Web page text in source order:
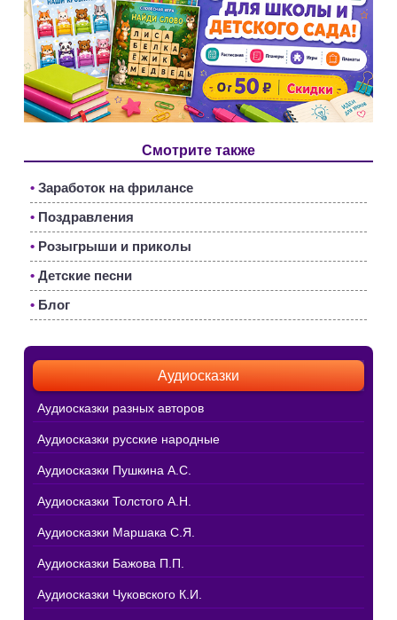
Смотрите также
• Заработок на фрилансе
• Поздравления
• Розыгрыши и приколы
• Детские песни
• Блог
Аудиосказки
Аудиосказки разных авторов
Аудиосказки русские народные
Аудиосказки Пушкина А.С.
Аудиосказки Толстого А.Н.
Аудиосказки Маршака С.Я.
Аудиосказки Бажова П.П.
Аудиосказки Чуковского К.И.